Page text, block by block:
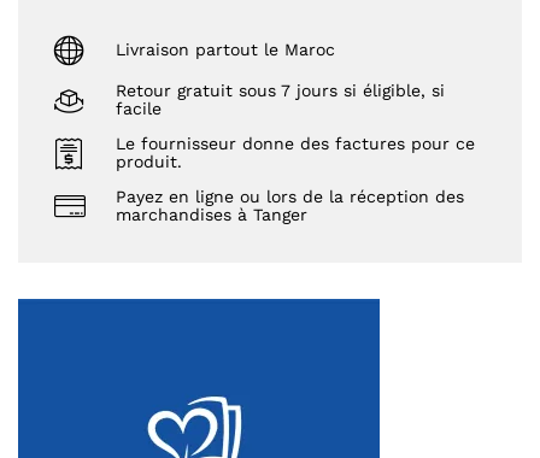
Livraison partout le Maroc
Retour gratuit sous 7 jours si éligible, si
facile
Le fournisseur donne des factures pour ce
produit.
Payez en ligne ou lors de la réception des
marchandises à Tanger